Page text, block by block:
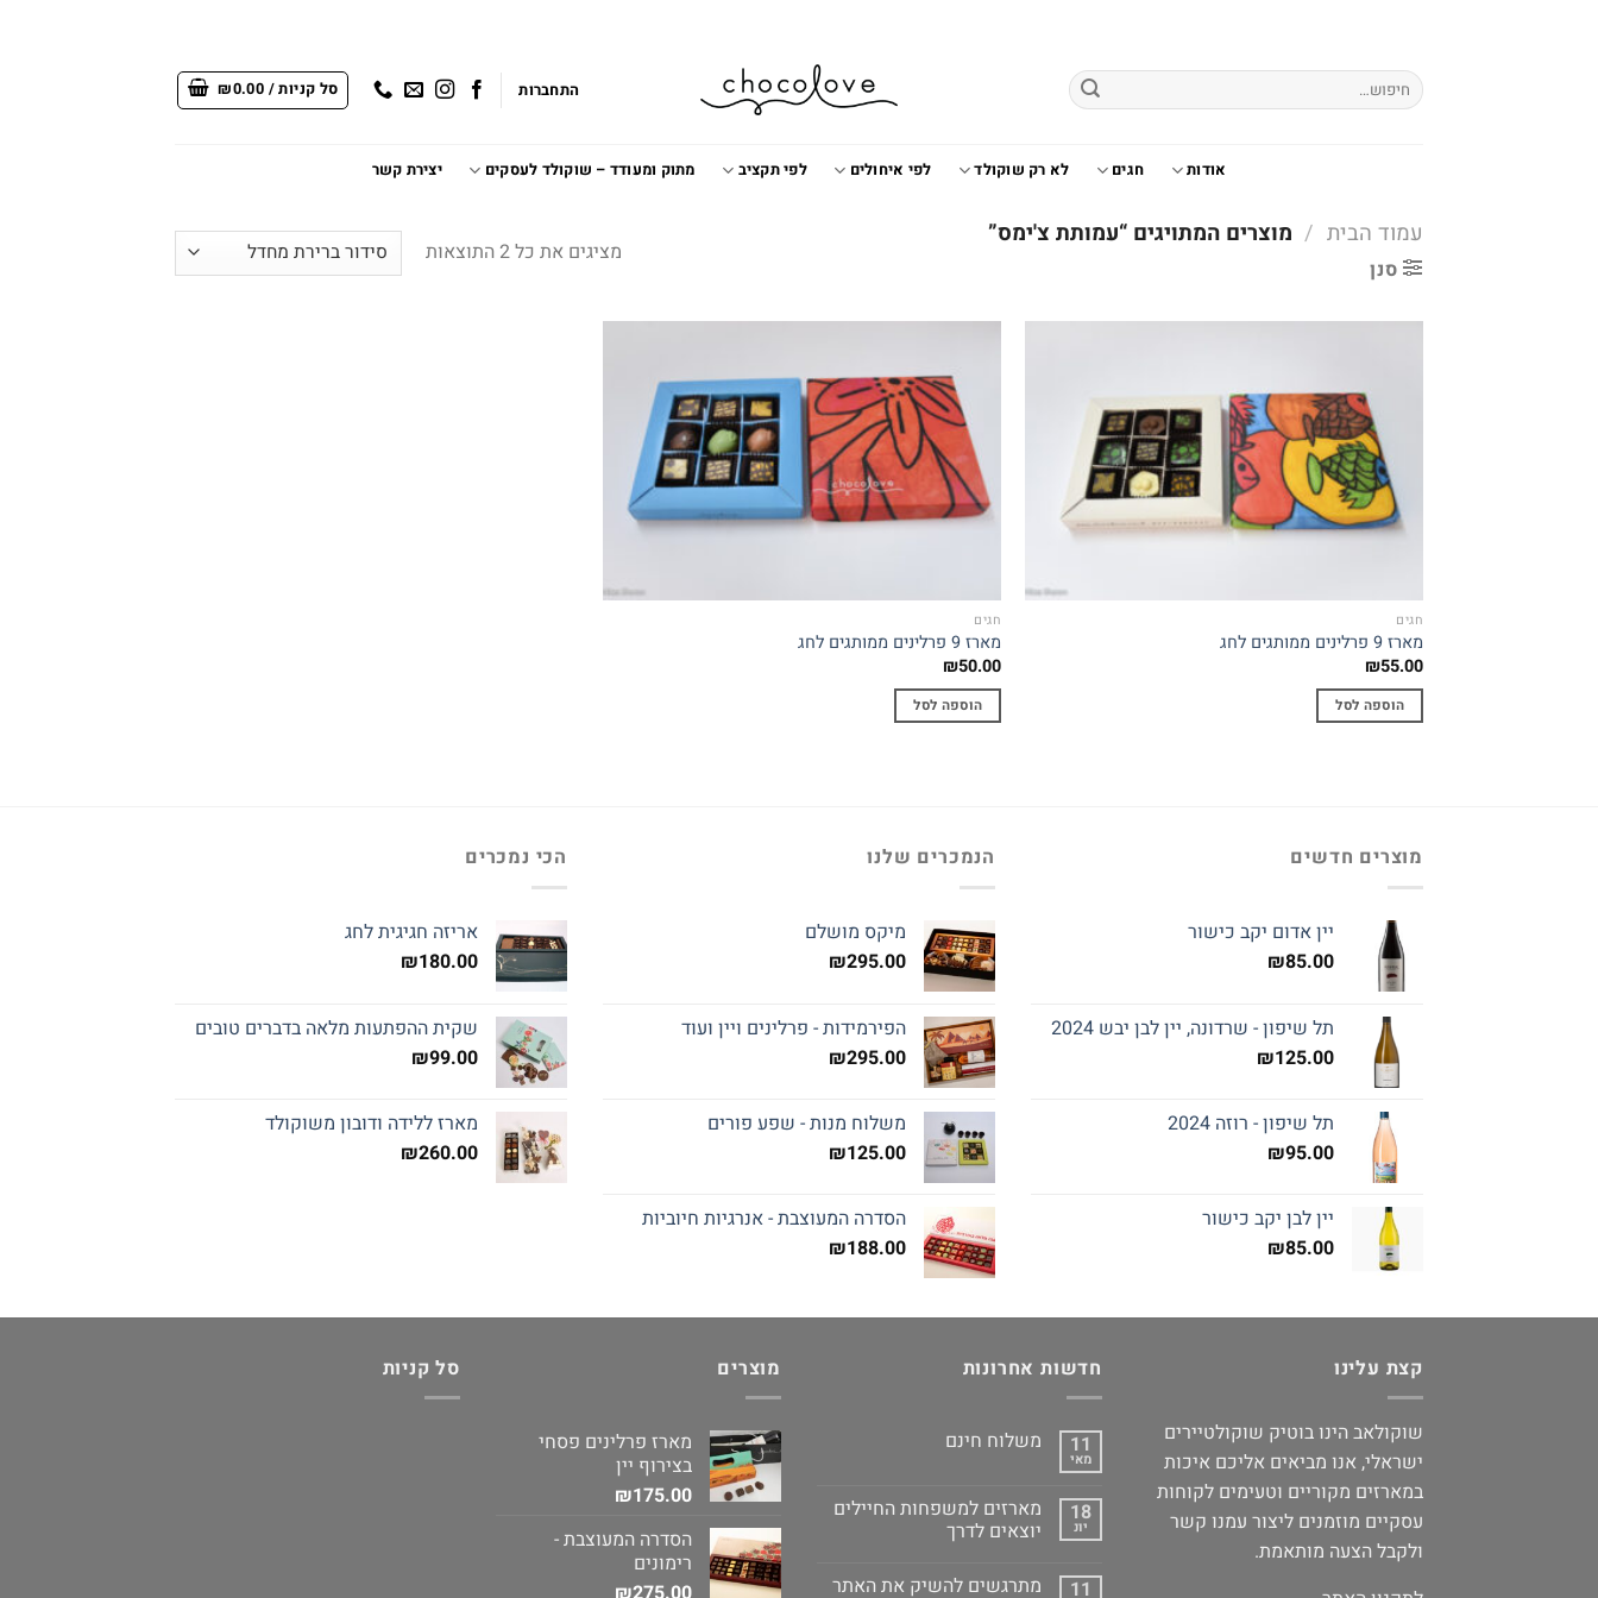
חיפוש
עבור:
התחברות סל קניות / ₪0.00
אודות חגים לא רק שוקולד לפי איחולים לפי תקציב מתוק ומעודד – שוקולד לעסקים יצירת קשר
עמוד הבית / מוצרים המתויגים “עמותת צ'ימס”
סנן
מציגים את כל ⁦2⁩ התוצאות
חגים
מארז 9 פרלינים ממותגים לחג
₪55.00
הוספה לסל
חגים
מארז 9 פרלינים ממותגים לחג
₪50.00
הוספה לסל
מוצרים חדשים
יין אדום יקב כישור
₪85.00
תל שיפון - שרדונה, יין לבן יבש 2024
₪125.00
תל שיפון - רוזה 2024
₪95.00
יין לבן יקב כישור
₪85.00
הנמכרים שלנו
מיקס מושלם
₪295.00
הפירמידות - פרלינים ויין ועוד
₪295.00
משלוח מנות - שפע פורים
₪125.00
הסדרה המעוצבת - אנרגיות חיוביות
₪188.00
הכי נמכרים
אריזה חגיגית לחג
₪180.00
שקית ההפתעות מלאה בדברים טובים
₪99.00
מארז ללידה ודובון משוקולד
₪260.00
קצת עלינו
שוקולאב הינו בוטיק שוקולטיירים
ישראלי, אנו מביאים אליכם איכות
במארזים מקוריים וטעימים לקוחות
עסקיים מוזמנים ליצור עמנו קשר
ולקבל הצעה מותאמת.
חדשות אחרונות
11
מאי
משלוח חינם
18
יונ
מארזים למשפחות החיילים
יוצאים לדרך
11 מתרגשים להשיק את האתר
מוצרים
מארז פרלינים פסחי
בצירוף יין
₪175.00
הסדרה המעוצבת -
רימונים
סל קניות